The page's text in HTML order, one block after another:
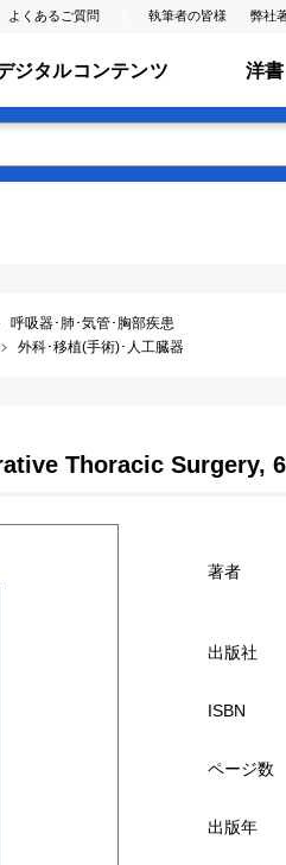
よくあるご質問 執筆者の皆様 弊社
ジタルコンテンツ 洋
呼吸器･肺･気管･胸部疾患
外科･移植(手術)･人工臓器
Thoracic Surgery,
著者
出版社
ISBN
ページ数
出版年